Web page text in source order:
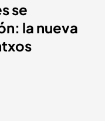
se
la nueva